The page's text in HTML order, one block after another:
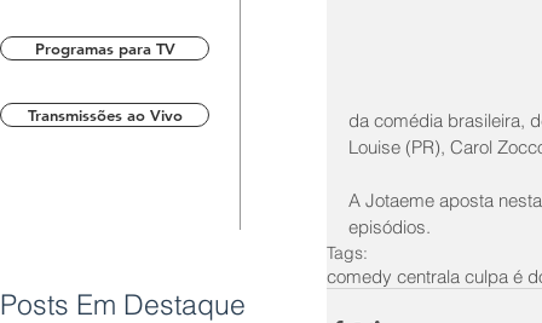
Programas para TV
Transmissões ao Vivo
Posts Em Destaque
da comédia brasileira,
Louise (PR), Carol
A Jotaeme aposta
episódios.
Tags:
comedy centrala culpa é